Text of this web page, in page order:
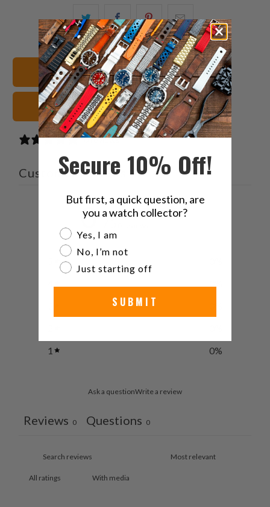
شارك
هذا
على
تويتر
شارك
هذا
على
فيسبوك
شارك
هذا
على
بينتيريست
البريد
الإلكتروني
هذا
إلى
صديق
20mm أساور الساعات
صفراء أشرطة الساعات
0 reviews
Customer reviews
0
1
0%
Ask a questionWrite a review
Reviews 0 Questions 0
With media
Secure 10% Off!
But first, a quick question, are
you a watch collector?
Are you a watch collector?
Yes, I am
No, I’m not
Just starting off
SUBMIT